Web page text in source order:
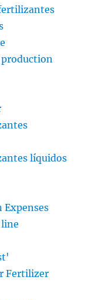
líquidos
Fertilizer